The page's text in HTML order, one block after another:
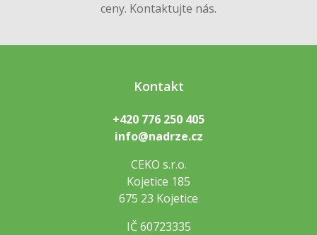
ceny. Kontaktujte nás.
Kontakt
+420 776 250 405
info@nadrze.cz
CEKO s.r.o.
Kojetice 185
675 23 Kojetice
IČ 60723335